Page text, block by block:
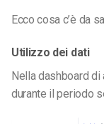
Ecco cosa c’è da
Utilizzo dei dati
Nella dashboard
durante il periodo